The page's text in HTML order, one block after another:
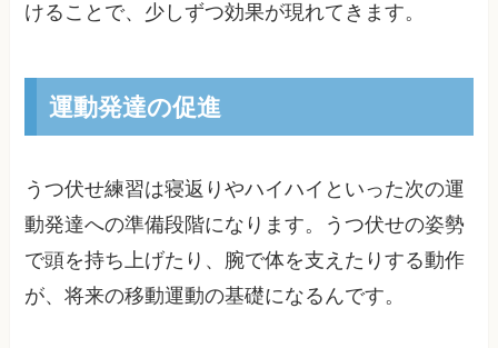
けることで、少しずつ効果が現れてきます。
運動発達の促進
うつ伏せ練習は寝返りやハイハイといった次の運
動発達への準備段階になります。うつ伏せの姿勢
で頭を持ち上げたり、腕で体を支えたりする動作
が、将来の移動運動の基礎になるんです。